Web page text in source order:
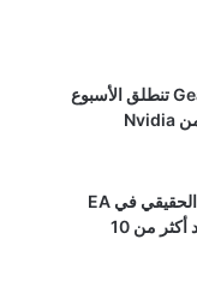
بيتا Gears of War E-Day تنطلق الأسبوع
أنشئ شخصيتك بوجهك الحقيقي في EA
FC 27: ميزة قد تعود بعد أكثر من 10